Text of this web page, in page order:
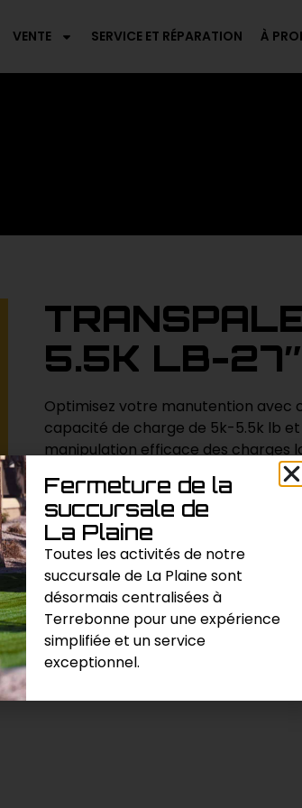
VENTE SERVICE ET RÉPARATION À
5.5K LB-
Optimisez votre manutention
capacité de charge de 5k-5.5k lb et
manipulation efficace des charges
de chargement.
Demande de prix
Catégories : Manutention,Transpalette
Fermeture de la
succursale de
La Plaine
Toutes les activités de notre
succursale de La Plaine sont
désormais centralisées à
Terrebonne pour une expérience
simplifiée et un service
exceptionnel.